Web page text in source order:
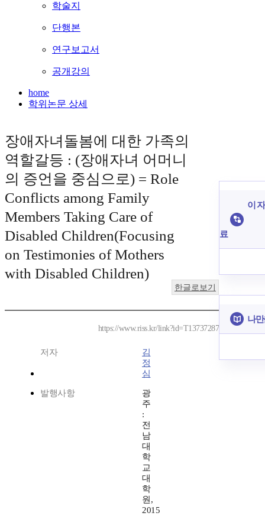
학술지
단행본
연구보고서
공개강의
home
학위논문 상세
장애자녀돌봄에 대한 가족의
역할갈등 : (장애자녀 어머니
의 증언을 중심으로) = Role
Conflicts among Family
Members Taking Care of
Disabled Children(Focusing
on Testimonies of Mothers
with Disabled Children)
한글로보기
https://www.riss.kr/link?id=T13737287
저자
김
정
심
발행사항
광
주
:
전
남
대
학
교
대
학
원,
2015
이
료
나